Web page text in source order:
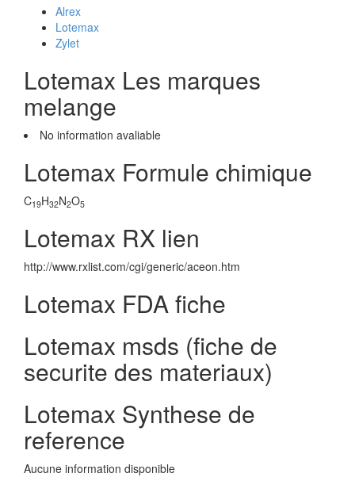
Alrex
Lotemax
Zylet
Lotemax Les marques
melange
No information avaliable
Lotemax Formule chimique
C19H32N2O5
Lotemax RX lien
http://www.rxlist.com/cgi/generic/aceon.htm
Lotemax FDA fiche
Lotemax msds (fiche de
securite des materiaux)
Lotemax Synthese de
reference
Aucune information disponible